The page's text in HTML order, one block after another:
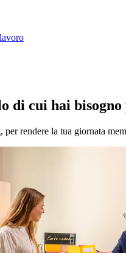
di cui hai
per rendere la tua giornata